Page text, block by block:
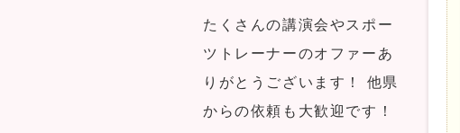
たくさんの講演会やスポー
ツトレーナーのオファーあ
りがとうございます！ 他県
からの依頼も大歓迎です！